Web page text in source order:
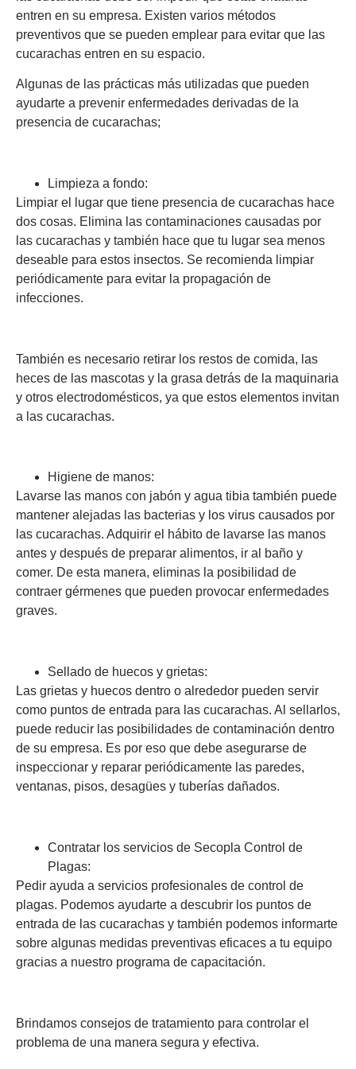
entren en su empresa. Existen varios métodos
preventivos que se pueden emplear para evitar que las
cucarachas entren en su espacio.
Algunas de las prácticas más utilizadas que pueden
ayudarte a prevenir enfermedades derivadas de la
presencia de cucarachas;
Limpieza a fondo:
Limpiar el lugar que tiene presencia de cucarachas hace
dos cosas. Elimina las contaminaciones causadas por
las cucarachas y también hace que tu lugar sea menos
deseable para estos insectos. Se recomienda limpiar
periódicamente para evitar la propagación de
infecciones.
También es necesario retirar los restos de comida, las
heces de las mascotas y la grasa detrás de la maquinaria
y otros electrodomésticos, ya que estos elementos invitan
a las cucarachas.
Higiene de manos:
Lavarse las manos con jabón y agua tibia también puede
mantener alejadas las bacterias y los virus causados ​​por
las cucarachas. Adquirir el hábito de lavarse las manos
antes y después de preparar alimentos, ir al baño y
comer. De esta manera, eliminas la posibilidad de
contraer gérmenes que pueden provocar enfermedades
graves.
Sellado de huecos y grietas:
Las grietas y huecos dentro o alrededor pueden servir
como puntos de entrada para las cucarachas. Al sellarlos,
puede reducir las posibilidades de contaminación dentro
de su empresa. Es por eso que debe asegurarse de
inspeccionar y reparar periódicamente las paredes,
ventanas, pisos, desagües y tuberías dañados.
Contratar los servicios de Secopla Control de
Plagas:
Pedir ayuda a servicios profesionales de control de
plagas. Podemos ayudarte a descubrir los puntos de
entrada de las cucarachas y también podemos informarte
sobre algunas medidas preventivas eficaces a tu equipo
gracias a nuestro programa de capacitación.
Brindamos consejos de tratamiento para controlar el
problema de una manera segura y efectiva.